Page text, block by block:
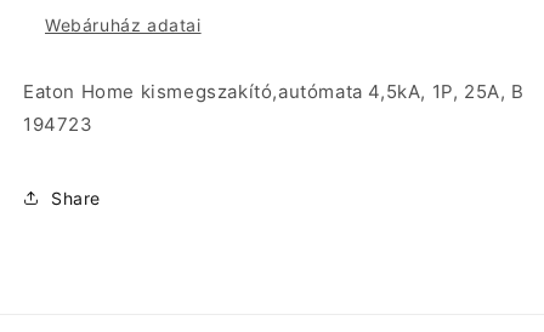
csökkentésenövelése
Webáruház adatai
Eaton Home kismegszakító,autómata 4,5kA, 1P, 25A, B
194723
Share